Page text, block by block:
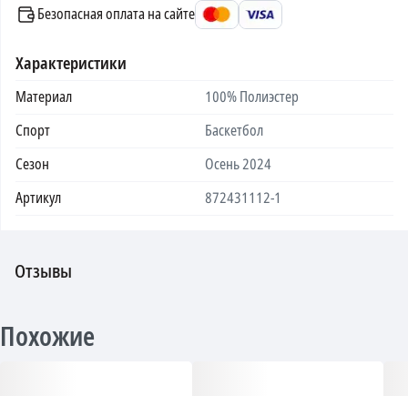
Безопасная оплата на сайте
Характеристики
Материал
100% Полиэстер
Спорт
Баскетбол
Сезон
Осень 2024
Артикул
872431112-1
Отзывы
Похожие